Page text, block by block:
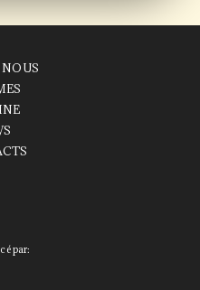
NOUS
par: